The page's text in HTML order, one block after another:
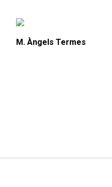
M. Àngels Termes